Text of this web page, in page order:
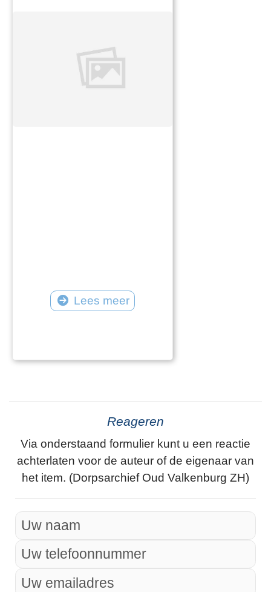
Lees meer
Reageren
Via onderstaand formulier kunt u een reactie
achterlaten voor de auteur of de eigenaar van
het item. (Dorpsarchief Oud Valkenburg ZH)